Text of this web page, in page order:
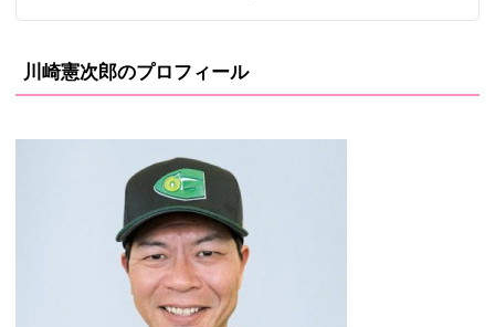
川崎憲次郎のプロフィール